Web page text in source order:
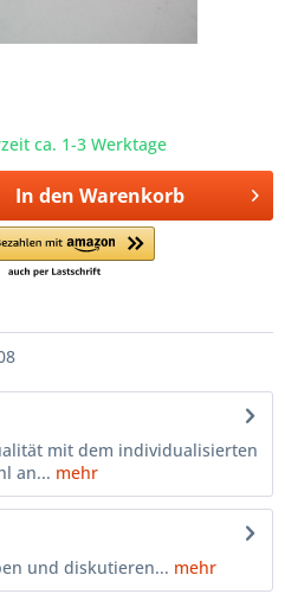
ca. 1-3 Werktage
In den Warenkorb
mit dem individualisierten
an... mehr
und diskutieren... mehr